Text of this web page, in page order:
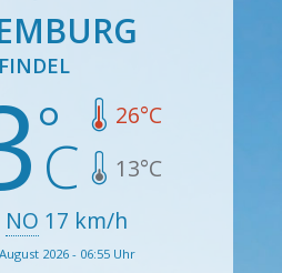
FINDEL
26°C
13°C
NO 17 km/h
2026 - 06:55 Uhr